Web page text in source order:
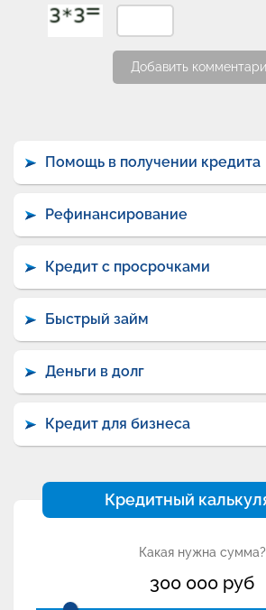
Добавить
Помощь в получении кредита
Рефинансирование
Кредит с просрочками
Быстрый займ
Деньги в долг
Кредит для бизнеса
Кредитный
Какая нужна сумма?
300 000 руб